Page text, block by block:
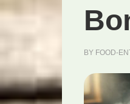
BY FOOD-